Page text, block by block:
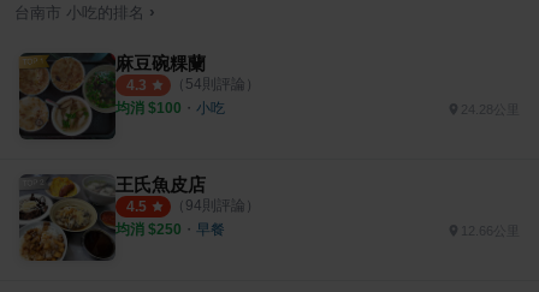
台南市 小吃 的排名 ›
麻豆碗粿蘭
4.3 （ 54則評論）
均消 $100 ・ 小吃 24.28公里
王氏魚皮店
4.5 （ 94則評論）
均消 $250 ・ 早餐